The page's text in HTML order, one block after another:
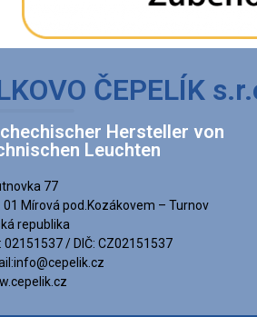
ČEPELÍK
Hersteller von
Leuchten
77
01 Mírová pod.Kozákovem – Turnov
republika
02151537 / DIČ: CZ02151537